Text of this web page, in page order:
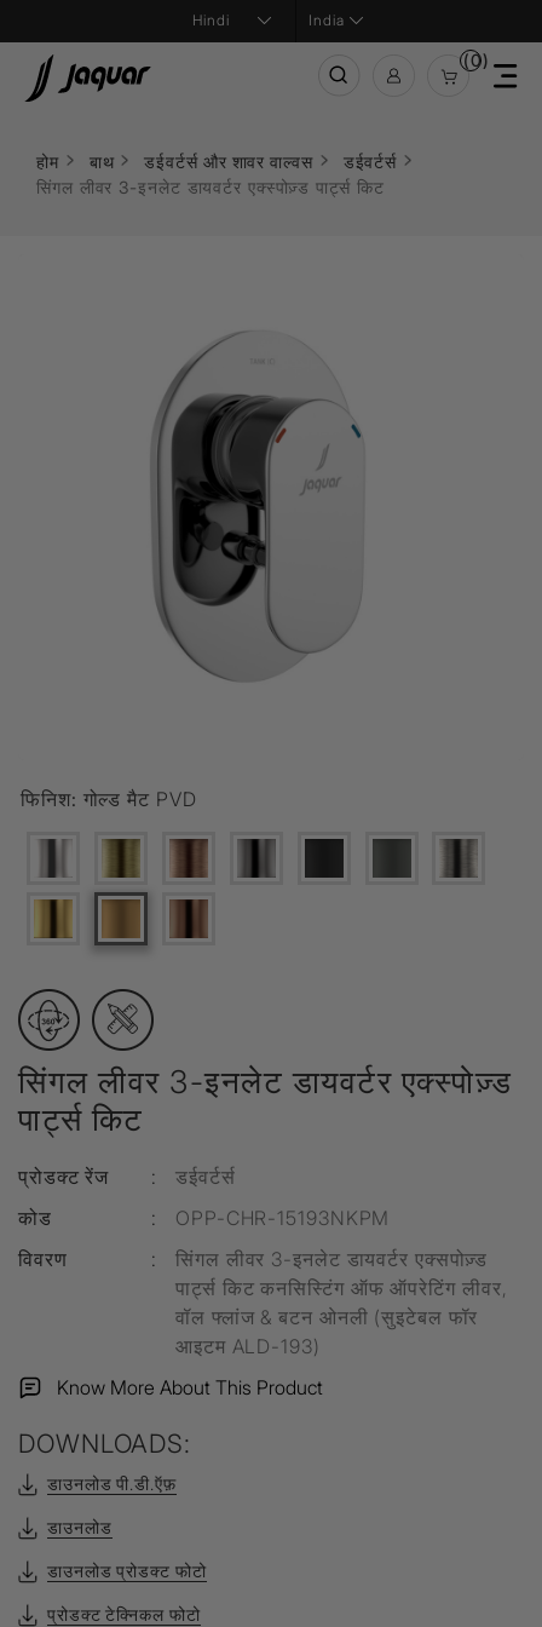
India
(0)
होम बाथ डईवर्टर्स और शावर वाल्वस
डईवर्टर्स
सिंगल लीवर 3-इनलेट डायवर्टर एक्स्पोज़्ड पार्ट्स किट
सिंगल लीवर 3-इनलेट डायवर्टर एक्स्पोज़्ड
पार्ट्स किट
प्रोडक्ट रेंज :
डईवर्टर्स
कोड
:
OPP-CHR-15193NKPM
विवरण
:
सिंगल लीवर 3-इनलेट डायवर्टर एक्सपोज़्ड
पार्ट्स किट कनसिस्टिंग ऑफ ऑपरेटिंग लीवर,
वॉल फ्लांज & बटन ओनली (सुइटेबल फॉर
आइटम ALD-193)
फिनिश: गोल्ड मैट PVD
Know More About This Product
DOWNLOADS:
डाउनलोड पी.डी.ऍफ़
डाउनलोड
डाउनलोड प्रोडक्ट फोटो
प्रोडक्ट टेक्निकल फोटो